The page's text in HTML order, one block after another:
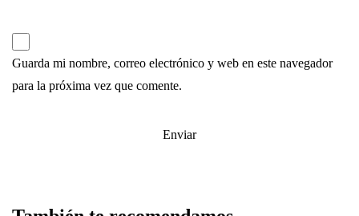
Guarda mi nombre, correo electrónico y web en este navegador
para la próxima vez que comente.